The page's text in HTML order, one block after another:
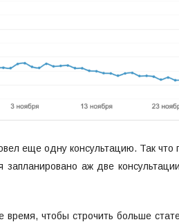
еще одну консультацию. Так что
запланировано аж две
чтобы строчить больше